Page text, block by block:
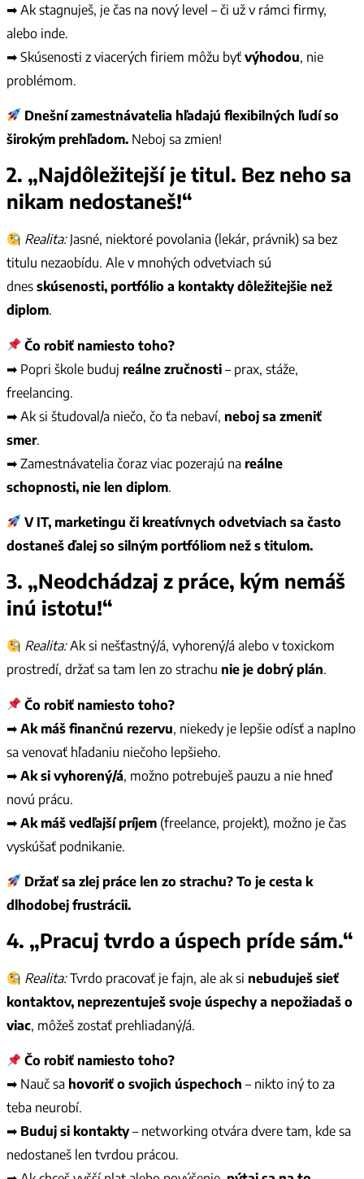
➡ Ak stagnuješ, je čas na nový level – či už v rámci firmy,
alebo inde.
➡ Skúsenosti z viacerých firiem môžu byť výhodou, nie
problémom.
Dnešní zamestnávatelia hľadajú flexibilných ľudí so
širokým prehľadom. Neboj sa zmien!
2. „Najdôležitejší je titul. Bez neho sa
nikam nedostaneš!“
Realita:Jasné, niektoré povolania (lekár, právnik) sa bez
titulu nezaobídu. Ale v mnohých odvetviach sú
dnes skúsenosti, portfólio a kontakty dôležitejšie než
diplom.
Čo robiť namiesto toho?
➡ Popri škole buduj reálne zručnosti – prax, stáže,
freelancing.
➡ Ak si študoval/a niečo, čo ťa nebaví, neboj sa zmeniť
smer.
➡ Zamestnávatelia čoraz viac pozerajú na reálne
schopnosti, nie len diplom.
V IT, marketingu či kreatívnych odvetviach sa často
dostaneš ďalej so silným portfóliom než s titulom.
3. „Neodchádzaj z práce, kým nemáš
inú istotu!“
Realita:Ak si nešťastný/á, vyhorený/á alebo v toxickom
prostredí, držať sa tam len zo strachu nie je dobrý plán.
Čo robiť namiesto toho?
➡ Ak máš finančnú rezervu, niekedy je lepšie odísť a naplno
sa venovať hľadaniu niečoho lepšieho.
➡ Ak si vyhorený/á, možno potrebuješ pauzu a nie hneď
novú prácu.
➡ Ak máš vedľajší príjem (freelance, projekt), možno je čas
vyskúšať podnikanie.
Držať sa zlej práce len zo strachu? To je cesta k
dlhodobej frustrácii.
4. „Pracuj tvrdo a úspech príde sám.“
Realita:Tvrdo pracovať je fajn, ale ak si nebuduješ sieť
kontaktov, neprezentuješ svoje úspechy a nepožiadaš o
viac, môžeš zostať prehliadaný/á.
Čo robiť namiesto toho?
➡ Nauč sa hovoriť o svojich úspechoch – nikto iný to za
teba neurobí.
➡ Buduj si kontakty– networking otvára dvere tam, kde sa
nedostaneš len tvrdou prácou.